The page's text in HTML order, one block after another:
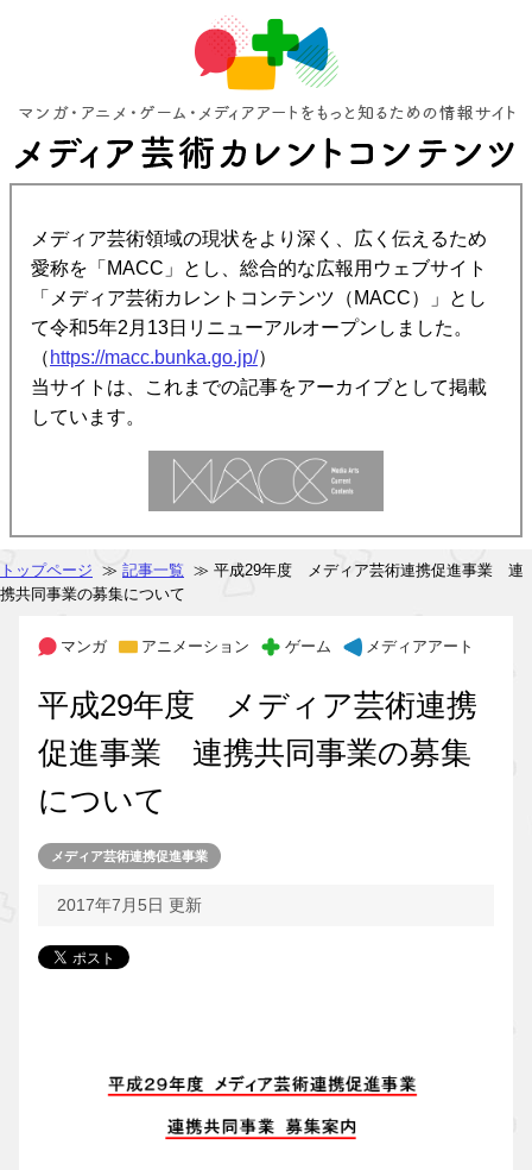
メディア芸術領域の現状をより深く、広く伝えるため
愛称を「MACC」とし、総合的な広報用ウェブサイト
「メディア芸術カレントコンテンツ（MACC）」とし
て令和5年2月13日リニューアルオープンしました。
（ https://macc.bunka.go.jp/）
当サイトは、これまでの記事をアーカイブとして掲載
しています。
トップページ ≫ 記事一覧 ≫ 平成29年度 メディア芸術連携促進事業 連
携共同事業の募集について
マンガ アニメーション ゲーム メディアアート
平成29年度 メディア芸術連携
促進事業 連携共同事業の募集
について
メディア芸術連携促進事業
2017年7月5日 更新